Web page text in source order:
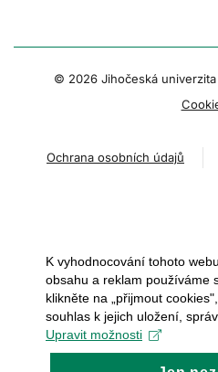
© 2026 Jihočeská
Ochrana osobních údajů
K vyhodnocování tohoto
obsahu a reklam používáme
klikněte na „přijmout
souhlas k jejich uložení,
Upravit možnosti